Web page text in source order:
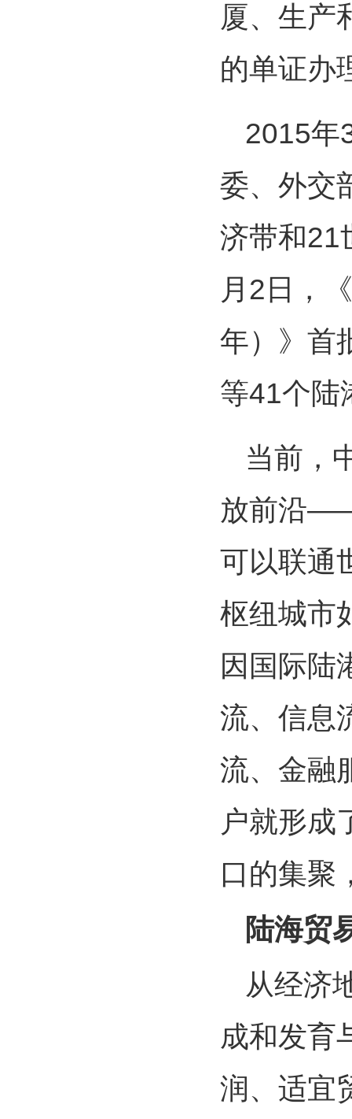
厦、生产
的单证办
2015年
委、外交
济带和21
月2日，
年）》首
等41个陆
当前，
放前沿
可以联通
枢纽城市
因国际陆
流、信息
流、金融
户就形成
口的集聚
陆海贸
从经济
成和发育
润、适宜